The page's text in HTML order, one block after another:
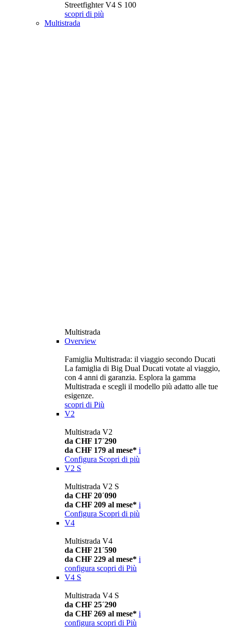
Streetfighter V4 S 100
scopri di più
Multistrada
Multistrada
Overview
Famiglia Multistrada: il viaggio secondo Ducati
La famiglia di Big Dual Ducati votate al viaggio,
con 4 anni di garanzia. Esplora la gamma
Multistrada e scegli il modello più adatto alle tue
esigenze.
scopri di Più
V2
Multistrada V2
da CHF 17´290
da CHF 179 al mese* i
Configura Scopri di più
V2 S
Multistrada V2 S
da CHF 20´090
da CHF 209 al mese* i
Configura Scopri di più
V4
Multistrada V4
da CHF 21´590
da CHF 229 al mese* i
configura scopri di Più
V4 S
Multistrada V4 S
da CHF 25´290
da CHF 269 al mese* i
configura scopri di Più